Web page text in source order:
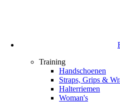
Training
Handschoenen
Straps, Grips &
Halterriemen
Woman's